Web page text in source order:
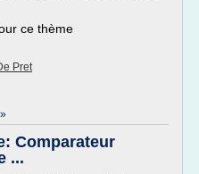
ce thème
Pret
Comparateur
...